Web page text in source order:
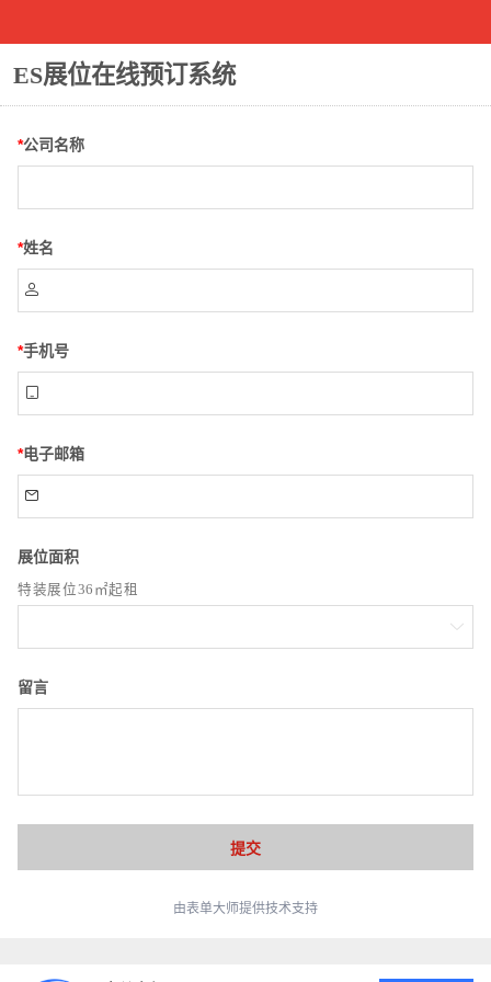
ES展位在线预订系统
*公司名称
*姓名

*手机号

*电子邮箱

展位面积
特装展位36㎡起租

留言
由表单大师提供技术支持